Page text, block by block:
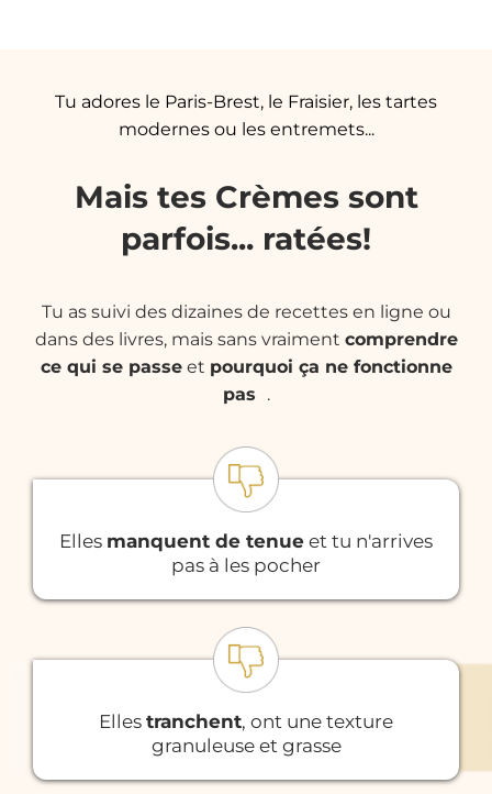
Tu adores le Paris-Brest, le Fraisier, les tartes
modernes ou les entremets...
Mais tes Crèmes sont
parfois... ratées!
Tu as suivi des dizaines de recettes en ligne ou
dans des livres, mais sans vraiment comprendre
ce qui se passeet pourquoi ça ne fonctionne
pas .
Elles manquent de tenue et tu n'arrives
pas à les pocher
Elles tranchent, ont une texture
granuleuse et grasse